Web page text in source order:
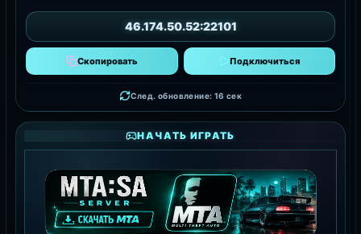
46.174.50.52:22101
Скопировать Подключиться
След. обновление: 15 сек
НАЧАТЬ ИГРАТЬ